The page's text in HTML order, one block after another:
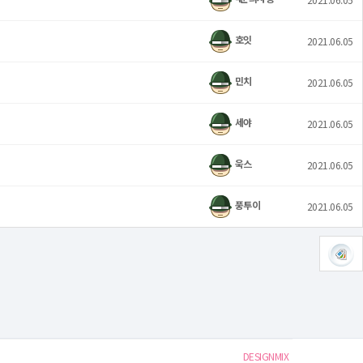
호잇 2021.06.05
민치 2021.06.05
세야 2021.06.05
욱스 2021.06.05
풍투이 2021.06.05
DESIGNMIX